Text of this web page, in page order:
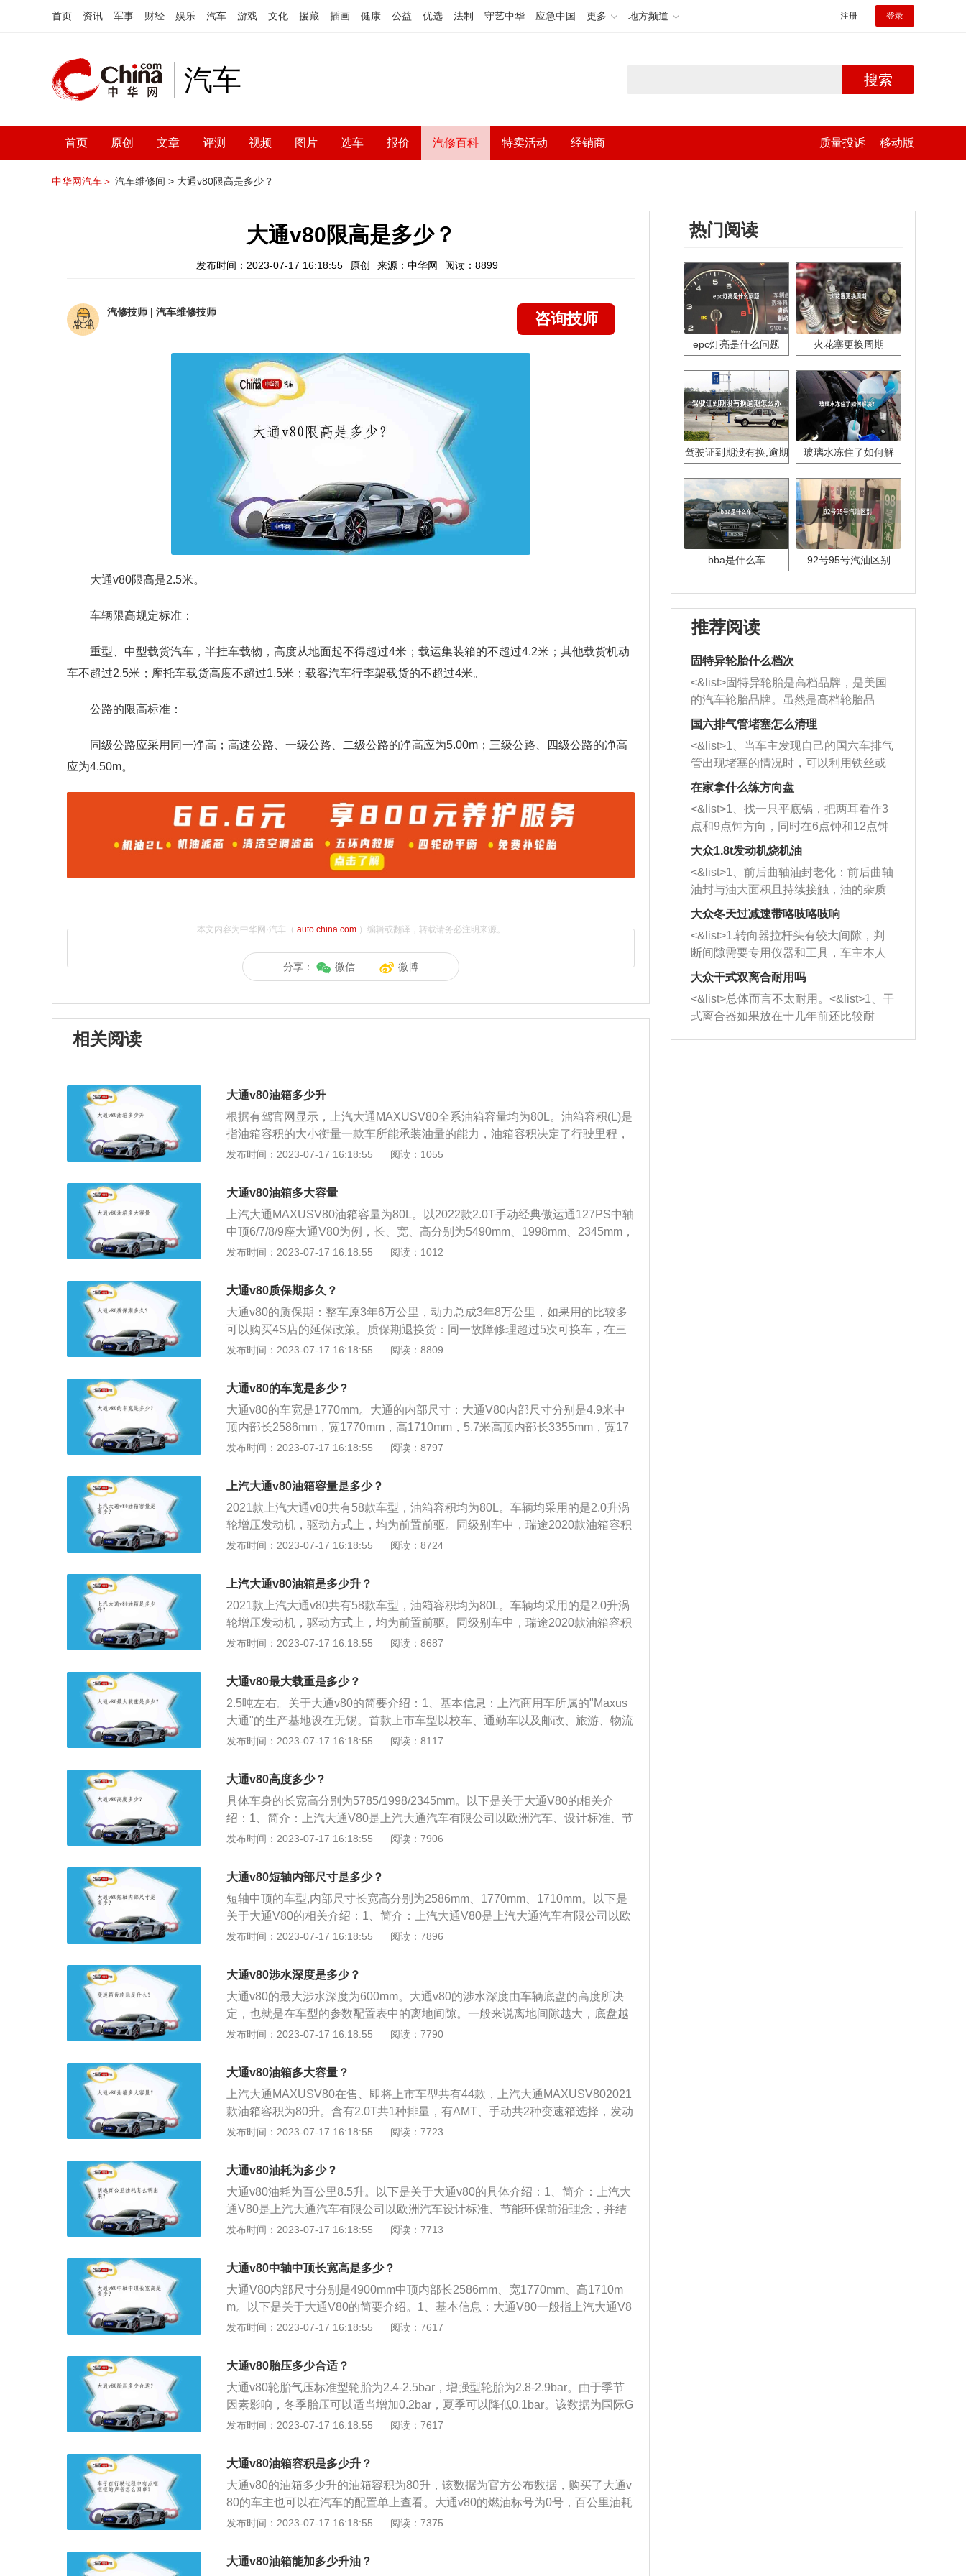
首页 资讯 军事 财经 娱乐 汽车 游戏 文化 援藏 插画 健康 公益 优选 法制 守艺中华 应急中国 更多 地方频道 注册 登录
汽车 搜索
首页 原创 文章 评测 视频 图片 选车 报价 汽修百科 特卖活动 经销商 质量投诉 移动版
中华网汽车＞ 汽车维修间 > 大通v80限高是多少？
大通v80限高是多少？
发布时间：2023-07-17 16:18:55 原创 来源：中华网 阅读：8899
汽修技师 | 汽车维修技师 咨询技师
大通v80限高是2.5米。
车辆限高规定标准：
重型、中型载货汽车，半挂车载物，高度从地面起不得超过4米；载运集装箱的不超过4.2米；其他载货机动
车不超过2.5米；摩托车载货高度不超过1.5米；载客汽车行李架载货的不超过4米。
公路的限高标准：
同级公路应采用同一净高；高速公路、一级公路、二级公路的净高应为5.00m；三级公路、四级公路的净高
应为4.50m。
本文内容为中华网·汽车（ auto.china.com）编辑或翻译，转载请务必注明来源。
分享： 微信 微博
相关阅读
大通v80油箱多少升
根据有驾官网显示，上汽大通MAXUSV80全系油箱容量均为80L。油箱容积(L)是
指油箱容积的大小衡量一款车所能承装油量的能力，油箱容积决定了行驶里程，
对于两辆发动机完全相同的汽车来说，油箱越大跑得越远。一般司机知道自己驾
的油箱容积，二是实际加油经验。许多司机都有这样经验：说明书上的油箱容量
是从油箱底到安全界度的容积，而从安全界度到油箱口还有一定的空间，这个空
间是为了保证油箱内的油品在温度变高的情况下膨胀，而不至于溢出油箱的安全
空间。如果在加油过程中把油加到油箱口，就会产生实际加油量比说明书标定油
车主通常根据自己车油表警示灯亮后来判断油箱容量，这种依据不尽准确。一般
来说，由于路况、车行状况等多种因素的影响，每次警示灯闪亮后油箱所剩容量
不完全一样。比如当油箱内液面接近报警点时，车辆高速行驶、转弯、上下坡、
同，拥挤、车速慢、刹车起步频繁，油耗相对要多。根据警示灯只能大概判断油
计标准、节能环保前沿理念，并结合舒适驾乘体验为消费者倾力打造的商用MP
V，适用于移动商务、通勤旅游，同时兼具城市物流和特殊行业专用用途。V80以
诸多国际基准完美诠释了MAXUS大通品牌科技、信赖、进取的核心价值，为国
际级商用MPV树立了标杆。以2023款2.0T手动经典城配王短轴中顶3座为例，其
m、2345mm，轴距为3100mm。搭载涡轮增压发动机，排量2.0L，最大马力127
Ps，最大功率93kW，最大功率转速3200rpm，最大扭矩320N·m。与其匹配的是
6档手动变速箱。前悬架为麦弗逊式独立悬架，后悬架为钢板弹簧非独立悬架。
发布时间：2023-07-17 16:18:55 阅读：1055
大通v80油箱多大容量
上汽大通MAXUSV80油箱容量为80L。以2022款2.0T手动经典傲运通127PS中轴
中顶6/7/8/9座大通V80为例，长、宽、高分别为5490mm、1998mm、2345mm，
搭载2.0升涡轮增压发动机，最大功率是93kW，最大扭矩是320Nm（数据来源有
的燃油表进行读数的观察，如果没有其他问题，油量的数值会真实的反应到油表
上。一般燃油表还剩2格的时候就要加油，以免开到半路没有油。实际加油过程
中，油的量可能会超出标定的容积，这是由于汽车厂家所标定的油箱容积是从油
箱底到安全界度的容积，而从安全界度到油箱口还有一定的空间，这个空间是为
了保证油箱内的油品在温度变高的情况下膨胀，而不至于溢出油箱的安全空间。
况。
发布时间：2023-07-17 16:18:55 阅读：1012
大通v80质保期多久？
大通v80的质保期：整车原3年6万公里，动力总成3年8万公里，如果用的比较多
可以购买4S店的延保政策。质保期退换货：同一故障修理超过5次可换车，在三
包有效期内（三包有效期为2年或5万公里以先到为准），如果汽车修理时间累计
车。保修的范畴：车主自费购买的车辆，在专营店维修更换后出现的部件质量问
题是备件保修的范畴。
发布时间：2023-07-17 16:18:55 阅读：8809
大通v80的车宽是多少？
大通v80的车宽是1770mm。大通的内部尺寸：大通V80内部尺寸分别是4.9米中
顶内部长2586mm，宽1770mm，高1710mm，5.7米高顶内部长3355mm，宽17
70mm，高1925mm。大通的动力方面：动力方面，这款全新的大通V80汽车搭载
然以及强劲，日常行驶中大部分发动机转速不超过2500rpm。
发布时间：2023-07-17 16:18:55 阅读：8797
上汽大通v80油箱容量是多少？
2021款上汽大通v80共有58款车型，油箱容积均为80L。车辆均采用的是2.0升涡
轮增压发动机，驱动方式上，均为前置前驱。同级别车中，瑞途2020款油箱容积
为80升，特顺2021款油箱容积为68升。实际加油过程中，油的量可能会超出标定
从安全界度到油箱口还有一定的空间，这个空间是为了保证油箱内的油品在温度
变高的情况下膨胀，而不至于溢出油箱的安全空间。如果在加油过程中把油加到
油箱口，就会产生实际加油量比标定油箱容积大的情况。油箱的保养如下：放出
油箱内的积水和垢物，检查油管接头与开关等处有没有渗漏油现象。对装有空气
阀和蒸气阀的油箱盖，还应检查其通气孔是否畅通。加油口的滤网应保持完好，
行车时油箱内的油溢出。
发布时间：2023-07-17 16:18:55 阅读：8724
上汽大通v80油箱是多少升？
2021款上汽大通v80共有58款车型，油箱容积均为80L。车辆均采用的是2.0升涡
轮增压发动机，驱动方式上，均为前置前驱。同级别车中，瑞途2020款油箱容积
为80升，特顺2021款油箱容积为68升。实际加油过程中，油的量可能会超出标定
从安全界度到油箱口还有一定的空间，这个空间是为了保证油箱内的油品在温度
变高的情况下膨胀，而不至于溢出油箱的安全空间。如果在加油过程中把油加到
油箱口，就会产生实际加油量比标定油箱容积大的情况。油箱的保养如下：放出
油箱内的积水和垢物，检查油管接头与开关等处有没有渗漏油现象。对装有空气
阀和蒸气阀的油箱盖，还应检查其通气孔是否畅通。加油口的滤网应保持完好，
行车时油箱内的油溢出。
发布时间：2023-07-17 16:18:55 阅读：8687
大通v80最大载重是多少？
2.5吨左右。关于大通v80的简要介绍：1、基本信息：上汽商用车所属的"Maxus
大通"的生产基地设在无锡。首款上市车型以校车、通勤车以及邮政、旅游、物流
等行业使用的宽体轻客为主，此后还将有豪华商务系列的房车上市。相对于同样
的竞争车型在价格上要高些。2、发展历史：英国LDV公司是一家颇具实力的商
用车企业。2009年上海汽车收购该公司以及所属MAXUS品牌。随后，上汽商用
车投产了大通(MAXUS)品牌下首款宽体轻型客车V80。
发布时间：2023-07-17 16:18:55 阅读：8117
大通v80高度多少？
具体车身的长宽高分别为5785/1998/2345mm。以下是关于大通V80的相关介
绍：1、简介：上汽大通V80是上汽大通汽车有限公司以欧洲汽车、设计标准、节
能环保前沿理念，并结合舒适驾乘体验为消费者倾力打造的商用MPV，适用于移
准完美诠释了MAXUS大通品牌“科技、信赖、进取”的核心价值，为国际级商用M
PV树立了标杆。2、高效低耗：意大利VM发动机技术，输出功率高达136匹马
力，百公里等速油耗低至5.4L。升级到国五标准，满足国五、欧五、欧六排放标
准。4缸16气门、高达1800Bar的燃油压力，燃烧更充分，功率更大，油耗更低、
排放更低。
发布时间：2023-07-17 16:18:55 阅读：7906
大通v80短轴内部尺寸是多少？
短轴中顶的车型,内部尺寸长宽高分别为2586mm、1770mm、1710mm。以下是
关于大通V80的相关介绍：1、简介：上汽大通V80是上汽大通汽车有限公司以欧
洲汽车、设计标准、节能环保前沿理念，并结合舒适驾乘体验为消费者倾力打造
途。V80以诸多国际基准完美诠释了MAXUS大通品牌“科技、信赖、进取”的核心
价值，为国际级商用MPV树立了标杆。2、高效低耗：意大利VM发动机技术，输
出功率高达136匹马力，百公里等速油耗低至5.4L。升级到国五标准，满足国
五、欧五、欧六排放标准。4缸16气门、高达1800Bar的燃油压力，燃烧更充分，
功率更大，油耗更低、排放更低。
发布时间：2023-07-17 16:18:55 阅读：7896
大通v80涉水深度是多少？
大通v80的最大涉水深度为600mm。大通v80的涉水深度由车辆底盘的高度所决
定，也就是在车型的参数配置表中的离地间隙。一般来说离地间隙越大，底盘越
高，在通过积水路面时的安全系数就越高。所以就安全涉水深度而言，越野车、
水路面时应以车辆进气口的位置为标尺。大通v80涉水时如果进气口低于水位，
械结构（连杆、活塞、曲轴等等）造成严重的损坏，所以涉水时深度不能超过发
动机进气口的高度。也可以通过加装涉水喉来实现发动机进气口高度，也就是最
大涉水深度的提升。如必须要涉水的情况，则需要进行安全正确的操作，具体如
发动机进水后造成严重损害；根据前车通过情况，判断水下路况，选择好入水
点。观察其他车辆的通行路径，循迹低速行驶，切忌突然加速或减速；易积水路
面可观察警戒水位标尺、树木以及其他车辆的车轮车门等参照物来判断水深，再
动机进气口，就不要贸然入水，可选择其他路线行驶。
发布时间：2023-07-17 16:18:55 阅读：7790
大通v80油箱多大容量？
上汽大通MAXUSV80在售、即将上市车型共有44款，上汽大通MAXUSV802021
款油箱容积为80升。含有2.0T共1种排量，有AMT、手动共2种变速箱选择，发动
机最大功率：127.0kW，最大马力：173PS，最大扭矩：340.0N·m，车身长宽
SV802020款油箱容积均为80升。实际加油过程中，油的量可能会超出标定的容
积，这是由于汽车厂家所标定的油箱容积是从油箱底到安全界度的容积，而从安
全界度到油箱口还有一定的空间，这个空间是为了保证油箱内的油品在温度变高
的情况下膨胀，而不至于溢出油箱的安全空间。如果在加油过程中把油加到油箱
口，就会产生实际加油量比标定油箱容积大的情况。车主如果想了解油箱的剩余
快没油了，接近F的时候表示油量充足。
发布时间：2023-07-17 16:18:55 阅读：7723
大通v80油耗为多少？
大通v80油耗为百公里8.5升。以下是关于大通v80的具体介绍：1、简介：上汽大
通V80是上汽大通汽车有限公司以欧洲汽车设计标准、节能环保前沿理念，并结
合舒适驾乘体验为消费者倾力打造的商用MPV，适用于移动商务、通勤旅游，同
用的上汽π2.0T国六柴油发动机是上汽大通自主研发的明星柴油发动机，有单涡
轮增压与双涡轮增压之分。实拍车型装配单涡轮增压发动机，最大功率为139马
力，最大扭矩为330牛米，还有2.5T发动机版本可以选择，最大为136马力。
发布时间：2023-07-17 16:18:55 阅读：7713
大通v80中轴中顶长宽高是多少？
大通V80内部尺寸分别是4900mm中顶内部长2586mm、宽1770mm、高1710m
m。以下是关于大通V80的简要介绍。1、基本信息：大通V80一般指上汽大通V8
0。是上汽大通汽车有限公司以欧洲汽车设计标准、节能环保前沿理念，并结合
兼具城市物流和特殊行业专用用途。2、核心价值：V80以诸多国际基准完美诠释
了MAXUS大通品牌“科技、信赖、进取”的核心价值，为国际级商用MPV树立了标
杆。
发布时间：2023-07-17 16:18:55 阅读：7617
大通v80胎压多少合适？
大通v80轮胎气压标准型轮胎为2.4-2.5bar，增强型轮胎为2.8-2.9bar。由于季节
因素影响，冬季胎压可以适当增加0.2bar，夏季可以降低0.1bar。该数据为国际G
BT2978-2008标准的规定和要求。日常行驶中如果想了解大通v80当前的胎压，
左侧组合仪表的LCD调节按键，切换出胎压监测系统界面即可。一般来讲，胎压
超过2.8bar就是过高，胎压低于2.0bar就是过低。胎压过高的危害：轮胎的摩擦
力、附着力会降低，影响制动效果；导致方向盘震动、跑偏，使行驶的舒适性降
低；加速轮胎胎面中央的花纹局部磨损，使轮胎寿命下降；车身的震动变大，间
接会影响到其他零部件的寿命；会使轮胎帘线受到过度的伸张变形，胎体弹性下
增大，油耗上升；造成方向盘很沉，易跑偏等不利驾乘安全的因素；使轮胎各部
发布时间：2023-07-17 16:18:55 阅读：7617
大通v80油箱容积是多少升？
大通v80的油箱多少升的油箱容积为80升，该数据为官方公布数据，购买了大通v
80的车主也可以在汽车的配置单上查看。大通v80的燃油标号为0号，百公里油耗
为8.77L，加满一箱油可以跑的里程为912km。日常行驶过程中，需要随时注意油
题，油量的数值会真实的反应到油表上。仪表的燃油表一般有5到6格，一般燃油
表还剩2格的时候就要加油，以免开到半路没油的情况发生。实际加油过程中，
发布时间：2023-07-17 16:18:55 阅读：7375
大通v80油箱能加多少升油？
热门阅读
epc灯亮是什么问题 火花塞更换周期
驾驶证到期没有换,逾期
玻璃水冻住了如何解
bba是什么车 92号95号汽油区别
推荐阅读
固特异轮胎什么档次
<&list>固特异轮胎是高档品牌，是美国
的汽车轮胎品牌。虽然是高档轮胎品
牌，但是中高低端的轮胎都有生产，这
也是为了更好的开拓市场。
国六排气管堵塞怎么清理
<&list>1、当车主发现自己的国六车排气
管出现堵塞的情况时，可以利用铁丝或
者是细棍，直接将杂物给取出来，如果
堵塞情况比较严重，也可以采取应急措
施。 <&list>2、直接利用木棍将所有的
杂物推到排气管里面的位置处，然后将
三元催化器拆解开，就可以将堵塞的东
西取出来。但如果是因为积碳过多引起
的堵塞，就需要将三元催化器泡在草酸
洗剂对堵塞的情况得到解决，将清洗剂
放在燃油箱中，与燃油混合后，车辆启
动时，就可以和汽油一起进入到燃烧
室，最后形成废气排出，就可以让三元
催化器得到清洗，排气管堵塞的情况就
能够得到解决。
在家拿什么练方向盘
<&list>1、找一只平底锅，把两耳看作3
点和9点钟方向，同时在6点钟和12点钟
方向做一个标记。 <&list>2、双手握住
一圈半的练习，往右同样也要打相同的
圈数。 <&list>3、最后强调要反复练
习，这样就可以形成肌肉记忆，在真实
驾驶车辆时，不需要记忆也能打好方
向。
大众1.8t发动机烧机油
<&list>1、前后曲轴油封老化：前后曲轴
油封与油大面积且持续接触，油的杂质
和发动机内持续温度变化使其密封效果
逐渐减弱，导致渗油或漏油。<&list>2、
活塞间隙过大：积碳会使活塞环与缸体
的间隙扩大，导致机油流入燃烧室中，
造成烧机油。<&list>3、机油粘度。使用
机油粘度过小的话，同样会有烧机油现
象，机油粘度过小具有很好的流动性，
大众冬天过减速带咯吱咯吱响
<&list>1.转向器拉杆头有较大间隙，判
断间隙需要专用仪器和工具，车主本人
无法制作，需要将车辆送到修理厂或4s
店；<&list>2.车辆半轴套管防尘罩破
裂，破裂后会出现漏油现象，使半轴磨
损严重，磨损的半轴容易损坏，产生异
响；<&list>3.稳定器的转向胶套和球头
大众干式双离合耐用吗
<&list>总体而言不太耐用。<&list>1、干
式离合器如果放在十几年前还比较耐